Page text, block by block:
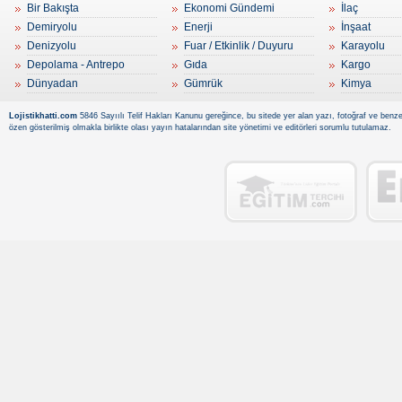
Bir Bakışta
Demiryolu
Denizyolu
Depolama - Antrepo
Dünyadan
Ekonomi Gündemi
Enerji
Fuar / Etkinlik / Duyuru
Gıda
Gümrük
İlaç
İnşaat
Karayolu
Kargo
Kimya
Lojistikhatti.com 5846 Sayıılı Telif Hakları Kanunu gereğince, bu sitede yer alan yazı, fotoğraf ve
özen gösterilmiş olmakla birlikte olası yayın hatalarından site yönetimi ve editörleri sorumlu tutulamaz.